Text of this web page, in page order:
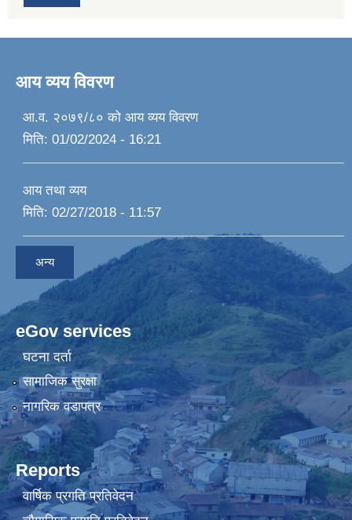
आय व्यय विवरण
आ.व. २०७९/८० को आय व्यय विवरण
मिति: 01/02/2024 - 16:21
आय तथा व्यय
मिति: 02/27/2018 - 11:57
अन्य
eGov services
घटना दर्ता
सामाजिक सुरक्षा
नागरिक वडापत्र
Reports
वार्षिक प्रगति प्रतिवेदन